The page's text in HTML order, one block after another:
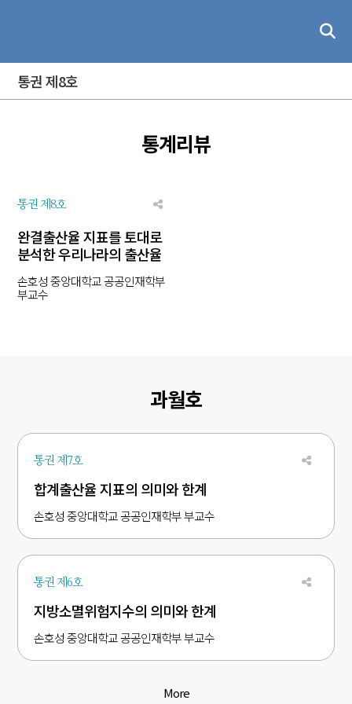
통권 제8호
통계리뷰
통권 제8호
완결출산율 지표를 토대로
분석한 우리나라의 출산율
손호성 중앙대학교 공공인재학부
부교수
과월호
통권 제7호
합계출산율 지표의 의미와 한계
손호성 중앙대학교 공공인재학부 부교수
통권 제6호
지방소멸위험지수의 의미와 한계
손호성 중앙대학교 공공인재학부 부교수
More